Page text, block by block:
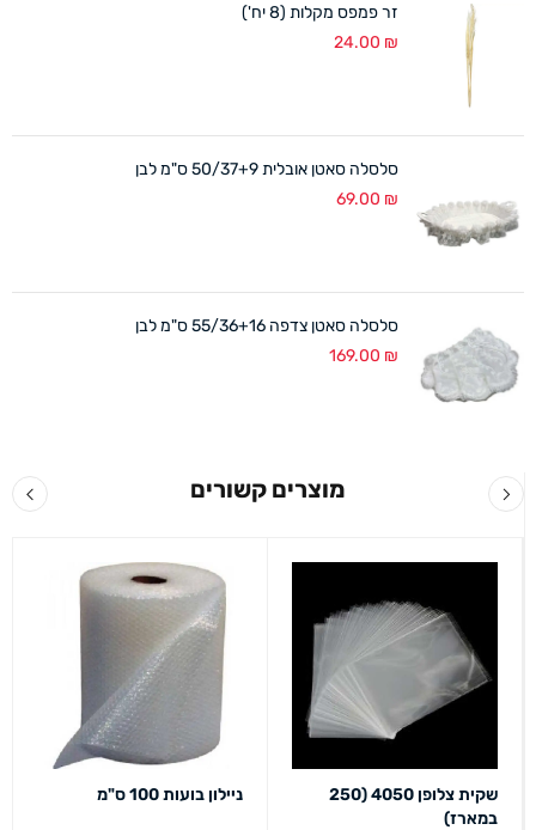
זר פמפס מקלות (8 יח')
24.00 ₪
סלסלה סאטן אובלית 50/37+9 ס"מ לבן
69.00 ₪
סלסלה סאטן צדפה 55/36+16 ס"מ לבן
169.00 ₪
מוצרים קשורים
שקית צלופן 4050 (250
במארז)
ניילון בועות 100 ס"מ